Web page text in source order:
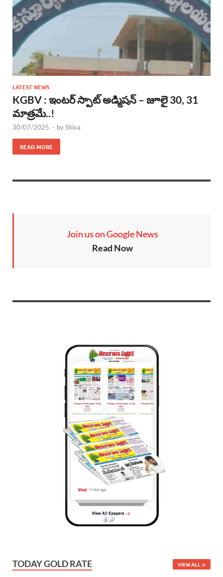
LATEST NEWS
KGBV : ఇంటర్ స్పాట్ అడ్మిషన్ – జూలై 30, 31
మాత్రమే..!
30/07/2025 - byShiva
READ MORE
Join us on Google News
Read Now
TODAY GOLD RATE VIEW ALL